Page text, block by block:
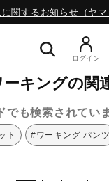
関するお知らせ（ヤマ
タイルウエア
ログイン
ワーキング
キングの関
でも検索されてい
ト #ワーキング パンツ